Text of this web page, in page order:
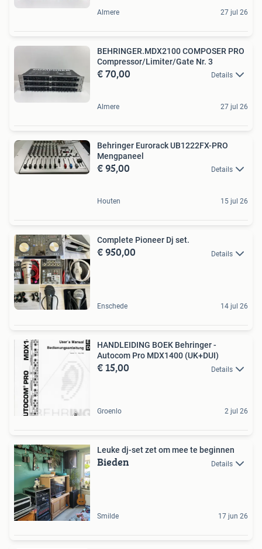
Almere 27 jul 26
BEHRINGER.MDX2100 COMPOSER PRO
Compressor/Limiter/Gate Nr. 3
€ 70,00 Details
Almere 27 jul 26
Behringer Eurorack UB1222FX-PRO
Mengpaneel
€ 95,00 Details
Houten 15 jul 26
Complete Pioneer Dj set.
€ 950,00 Details
Enschede 14 jul 26
HANDLEIDING BOEK Behringer -
Autocom Pro MDX1400 (UK+DUI)
€ 15,00 Details
Groenlo 2 jul 26
Leuke dj-set zet om mee te beginnen
Bieden Details
Smilde 17 jun 26